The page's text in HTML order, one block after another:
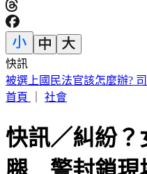
快訊
被選上國民法官該怎麼辦?
首頁
社會
快訊／糾紛？